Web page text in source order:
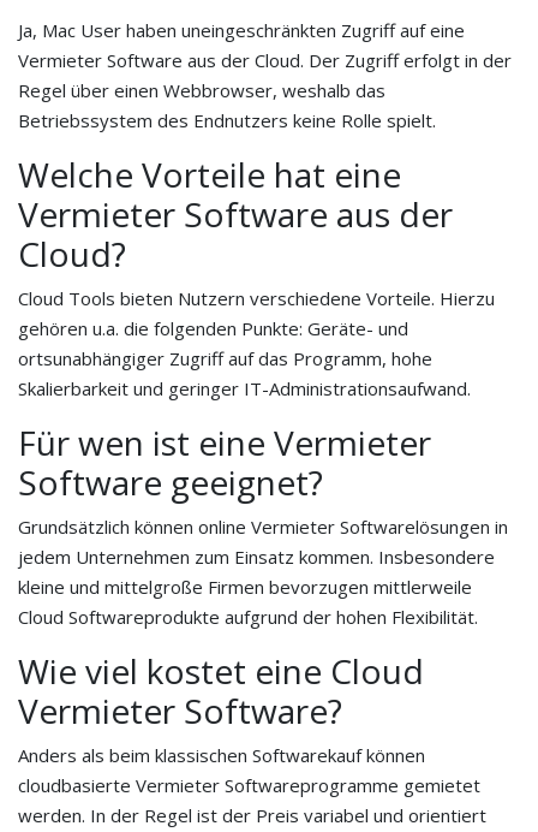
Ja, Mac User haben uneingeschränkten Zugriff auf eine
Vermieter Software aus der Cloud. Der Zugriff erfolgt in der
Regel über einen Webbrowser, weshalb das
Betriebssystem des Endnutzers keine Rolle spielt.
Welche Vorteile hat eine
Vermieter Software aus der
Cloud?
Cloud Tools bieten Nutzern verschiedene Vorteile. Hierzu
gehören u.a. die folgenden Punkte: Geräte- und
ortsunabhängiger Zugriff auf das Programm, hohe
Skalierbarkeit und geringer IT-Administrationsaufwand.
Für wen ist eine Vermieter
Software geeignet?
Grundsätzlich können online Vermieter Softwarelösungen in
jedem Unternehmen zum Einsatz kommen. Insbesondere
kleine und mittelgroße Firmen bevorzugen mittlerweile
Cloud Softwareprodukte aufgrund der hohen Flexibilität.
Wie viel kostet eine Cloud
Vermieter Software?
Anders als beim klassischen Softwarekauf können
cloudbasierte Vermieter Softwareprogramme gemietet
werden. In der Regel ist der Preis variabel und orientiert